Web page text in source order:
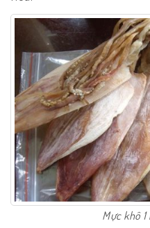
Mực khô